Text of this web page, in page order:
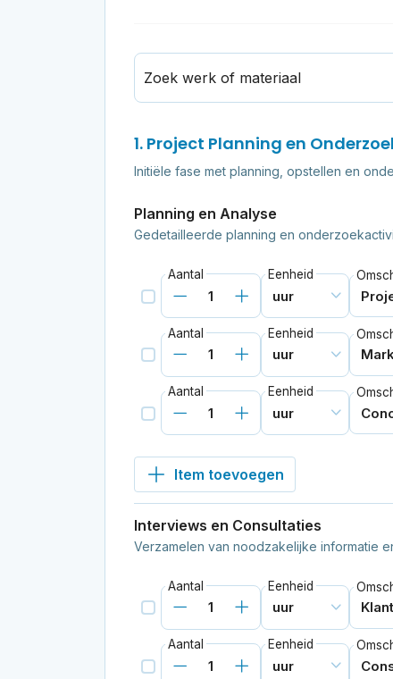
Zoek werk of materiaal
1. Project Planning en
Initiële fase met planning, opstellen en
Planning en Analyse
Gedetailleerde planning en
Aantal Eenheid
Aantal Eenheid
Aantal Eenheid
Item toevoegen
Interviews en Consultaties
Verzamelen van noodzakelijke informatie
Aantal Eenheid
Aantal Eenheid